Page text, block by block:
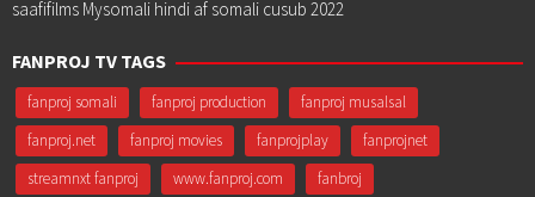
saafifilms Mysomali hindi af somali cusub 2022
FANPROJ TV TAGS
fanproj somali fanproj production
fanproj musalsal
fanproj.net
fanproj movies fanprojplay
fanprojnet
streamnxt fanproj
www.fanproj.com
fanbroj